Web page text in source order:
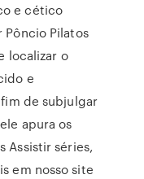
e cético
Pôncio Pilatos
localizar o
e
de subjulgar
apura os
Assistir séries,
em nosso site